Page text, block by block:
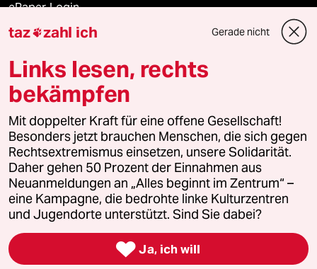
ePaper Login
Downloads für Abonnierende
© 2026 taz Verlags und Vertriebs GmbH
Alle Rechte vorbehalten. Bei rechtlichen Fragen oder für Genehmigungen
wenden Sie sich bitte an
lizenzen@taz.de
Feedback Redaktionsstatut Kommune-Richtlinien
Leitlinie Informant Datenschutz Impressum AGB
Seitenwende Einwilligungen widerrufen (Ads)
taz zahl ich Gerade nicht
Links lesen, rechts
bekämpfen
Mit doppelter Kraft für eine offene Gesellschaft!
Besonders jetzt brauchen Menschen, die sich gegen
Rechtsextremismus einsetzen, unsere Solidarität.
Daher gehen 50 Prozent der Einnahmen aus
Neuanmeldungen an „Alles beginnt im Zentrum“ –
eine Kampagne, die bedrohte linke Kulturzentren
und Jugendorte unterstützt. Sind Sie dabei?
 Ja, ich will